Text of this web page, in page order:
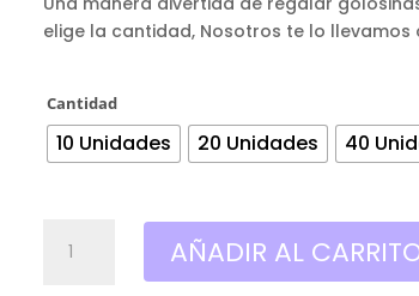
desde
0,50€
elige la cantidad, Nosotros te lo llevamos
Cantidad
10 Unidades 20 Unidades 40
osos
AÑADIR AL